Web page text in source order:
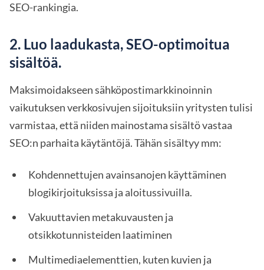
SEO-rankingia.
2. Luo laadukasta, SEO-optimoitua
sisältöä.
Maksimoidakseen sähköpostimarkkinoinnin
vaikutuksen verkkosivujen sijoituksiin yritysten tulisi
varmistaa, että niiden mainostama sisältö vastaa
SEO:n parhaita käytäntöjä. Tähän sisältyy mm:
Kohdennettujen avainsanojen käyttäminen
blogikirjoituksissa ja aloitussivuilla.
Vakuuttavien metakuvausten ja
otsikkotunnisteiden laatiminen
Multimediaelementtien, kuten kuvien ja